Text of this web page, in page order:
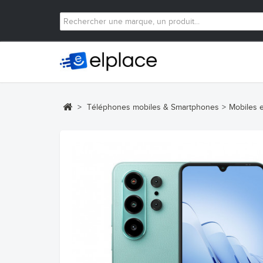
> Téléphones mobiles & Smartphones > Mobiles